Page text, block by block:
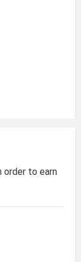
order to earn